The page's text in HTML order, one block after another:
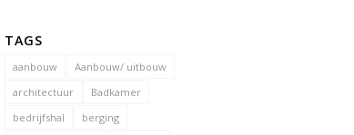
TAGS
aanbouw
Aanbouw/ uitbouw
architectuur
Badkamer
bedrijfshal
berging